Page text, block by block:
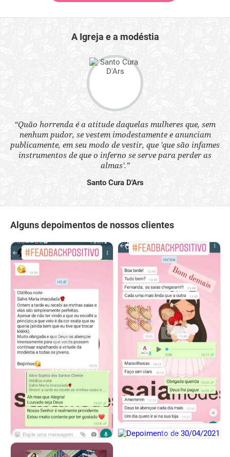
A Igreja e a modéstia
“Quão horrenda é a atitude daquelas mulheres que, sem
nenhum pudor, se vestem imodestamente e anunciam
publicamente, em seu modo de vestir, que 'que são infames
instrumentos de que o inferno se serve para perder as
almas'.”
Santo Cura D'Ars
Alguns depoimentos de nossos clientes